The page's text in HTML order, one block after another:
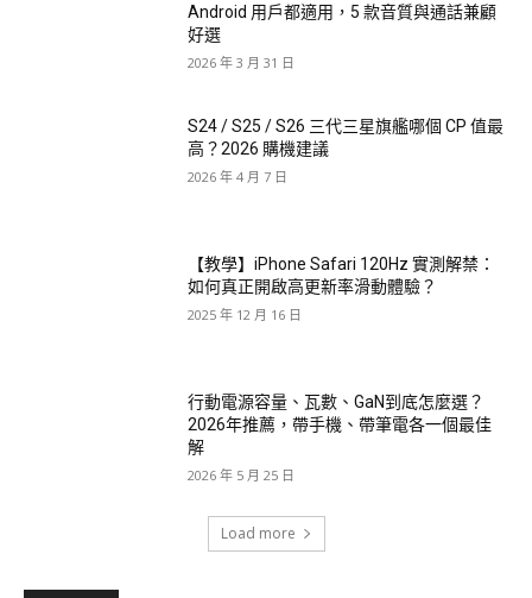
Android 用戶都適用，5 款音質與通話兼顧
好選
2026 年 3 月 31 日
S24 / S25 / S26 三代三星旗艦哪個 CP 值最
高？2026 購機建議
2026 年 4 月 7 日
【教學】iPhone Safari 120Hz 實測解禁：
如何真正開啟高更新率滑動體驗？
2025 年 12 月 16 日
行動電源容量、瓦數、GaN到底怎麼選？
2026年推薦，帶手機、帶筆電各一個最佳
解
2026 年 5 月 25 日
Load more